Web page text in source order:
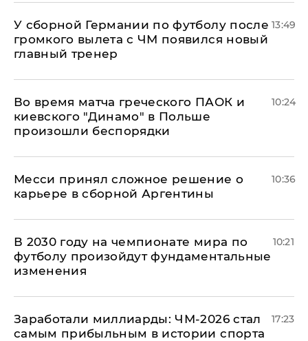
У сборной Германии по футболу после
громкого вылета с ЧМ появился новый
главный тренер
13:49
Во время матча греческого ПАОК и
киевского "Динамо" в Польше
произошли беспорядки
10:24
Месси принял сложное решение о
карьере в сборной Аргентины
10:36
В 2030 году на чемпионате мира по
футболу произойдут фундаментальные
изменения
10:21
Заработали миллиарды: ЧМ-2026 стал
самым прибыльным в истории спорта
17:23